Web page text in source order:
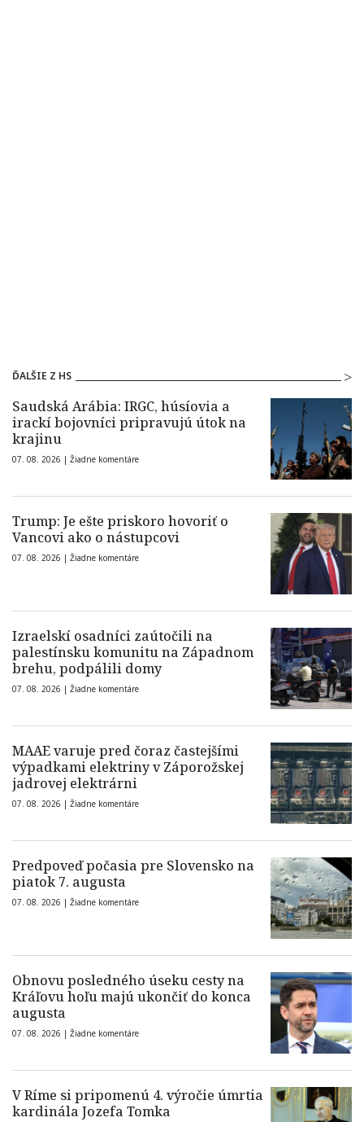
ĎALŠIE Z HS
Saudská Arábia: IRGC, húsíovia a
irackí bojovníci pripravujú útok na
krajinu
07. 08. 2026 | Žiadne komentáre
Trump: Je ešte priskoro hovoriť o
Vancovi ako o nástupcovi
07. 08. 2026 | Žiadne komentáre
Izraelskí osadníci zaútočili na
palestínsku komunitu na Západnom
brehu, podpálili domy
07. 08. 2026 | Žiadne komentáre
MAAE varuje pred čoraz častejšími
výpadkami elektriny v Záporožskej
jadrovej elektrárni
07. 08. 2026 | Žiadne komentáre
Predpoveď počasia pre Slovensko na
piatok 7. augusta
07. 08. 2026 | Žiadne komentáre
Obnovu posledného úseku cesty na
Kráľovu hoľu majú ukončiť do konca
augusta
07. 08. 2026 | Žiadne komentáre
V Ríme si pripomenú 4. výročie úmrtia
kardinála Jozefa Tomka